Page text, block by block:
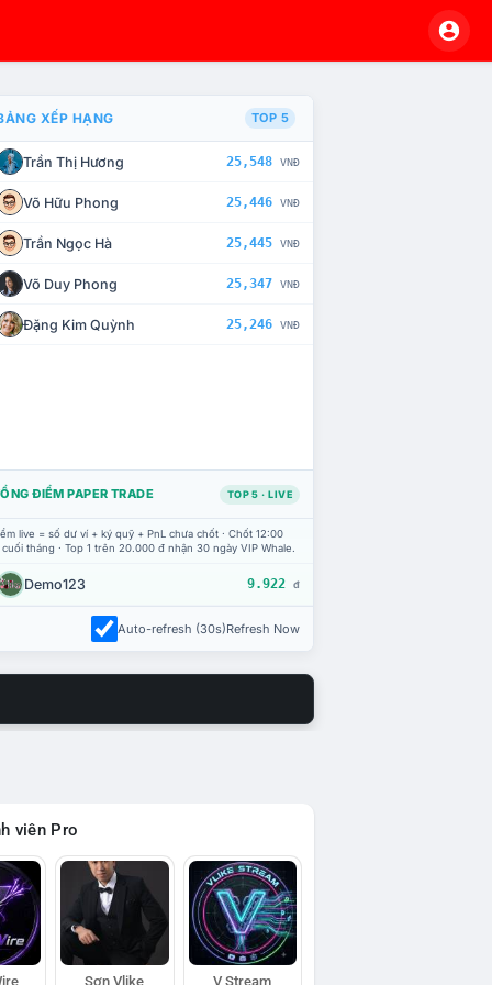
CHẾ TÀI XỬ LÝ VI PHẠM
XẾP HẠNG TOP 5
Trần Thị Hương 25,548 VNĐ
Võ Hữu Phong 25,446 VNĐ
Trần Ngọc Hà 25,445 VNĐ
Võ Duy Phong 25,347 VNĐ
Đặng Kim Quỳnh 25,246 VNĐ
ĐIỂM PAPER TRADE TOP 5 · LIVE
live = số dư ví + ký quỹ + PnL chưa chốt · Chốt 12:00
tháng · Top 1 trên 20.000 đ nhận 30 ngày VIP Whale.
Demo123 9.922 đ
Auto-refresh (30s)Refresh Now
viên Pro
Sơn Vlike V Stream